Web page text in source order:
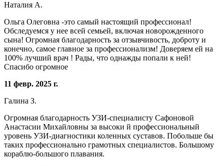
Наталия А.
Ольга Олеговна -это самый настоящий профессионал!
Обследуемся у нее всей семьей, включая новорожденного
сына! Огромная благодарность за отзывчивость, доброту и
конечно, самое главное за профессионализм! Доверяем ей на
100% лучший врач ! Рады, что однажды попали к ней!
Спасибо огромное
11 февр. 2025 г.
Галина З.
Огромная благодарность УЗИ-специалисту Сафоновой
Анастасии Михайловны за высоки й профессиональный
уровень УЗИ-диагностики коленных суставов. Побольше бы
таких профессионально грамотных специалистов. Большому
кораблю-большого плавания.